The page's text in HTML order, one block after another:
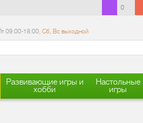
0
09:00-18:00, Сб, Вс выходной
Развивающие игры и
хобби
Настольные
игры